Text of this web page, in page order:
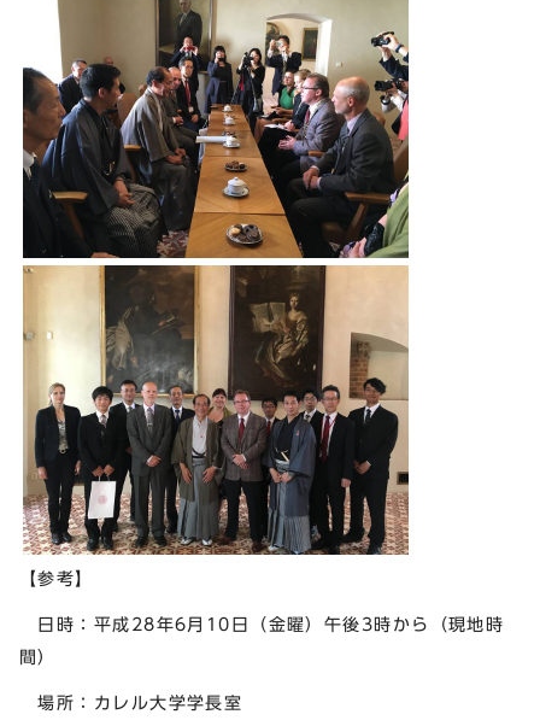
【参考】
日時：平成28年6月10日（金曜）午後3時から（現地時
間）
場所：カレル大学学長室